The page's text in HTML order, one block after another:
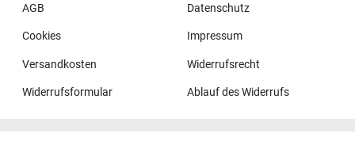
AGB
Datenschutz
Cookies Impressum
Versandkosten Widerrufsrecht
Widerrufsformular Ablauf des Widerrufs